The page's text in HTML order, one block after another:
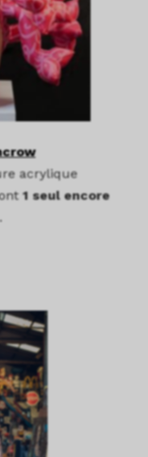
acrylique
1 seul encore